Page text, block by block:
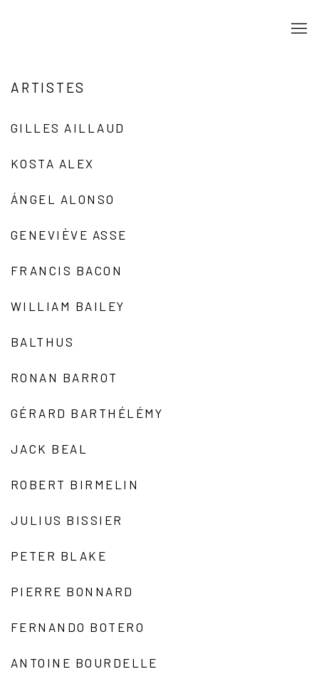
ARTISTES
GILLES AILLAUD
KOSTA ALEX
ÁNGEL ALONSO
GENEVIÈVE ASSE
FRANCIS BACON
WILLIAM BAILEY
BALTHUS
RONAN BARROT
GÉRARD BARTHÉLÉMY
JACK BEAL
ROBERT BIRMELIN
JULIUS BISSIER
PETER BLAKE
PIERRE BONNARD
FERNANDO BOTERO
ANTOINE BOURDELLE